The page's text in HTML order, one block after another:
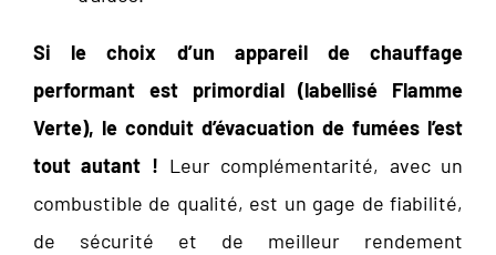
Si le choix d’un appareil de chauffage
performant est primordial (labellisé Flamme
Verte), le conduit d’évacuation de fumées l’est
tout autant ! Leur complémentarité, avec un
combustible de qualité, est un gage de fiabilité,
de sécurité et de meilleur rendement